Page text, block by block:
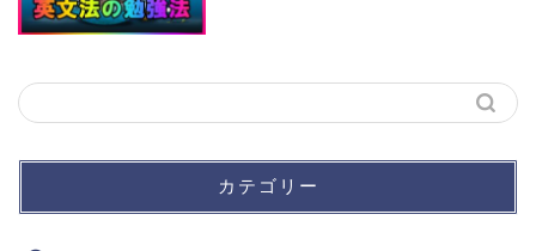
カテゴリー